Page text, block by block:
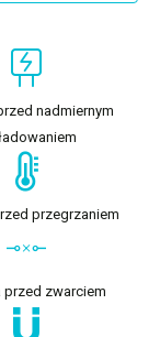
nadmiernym
przegrzaniem
przed zwarciem